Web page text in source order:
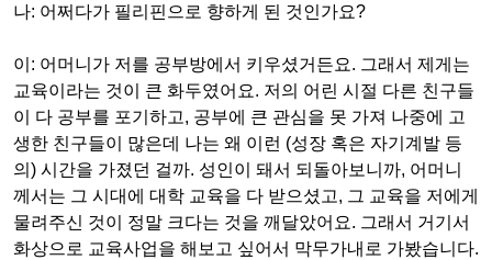
나: 어쩌다가 필리핀으로 향하게 된 것인가요?
이 : 어머니가 저를 공부방에서 키우셨거든요. 그래서 제게는
교육이라는 것이 큰 화두였어요. 저의 어린 시절 다른 친구들
이 다 공부를 포기하고, 공부에 큰 관심을 못 가져 나중에 고
생한 친구들이 많은데 나는 왜 이런 (성장 혹은 자기계발 등
의 ) 시간을 가졌던 걸까. 성인이 돼서 되돌아보니까, 어머니
께서는 그 시대에 대학 교육을 다 받으셨고, 그 교육을 저에게
물려주신 것이 정말 크다는 것을 깨달았어요. 그래서 거기서
화상으로 교육사업을 해보고 싶어서 막무가내로 가봤습니다.